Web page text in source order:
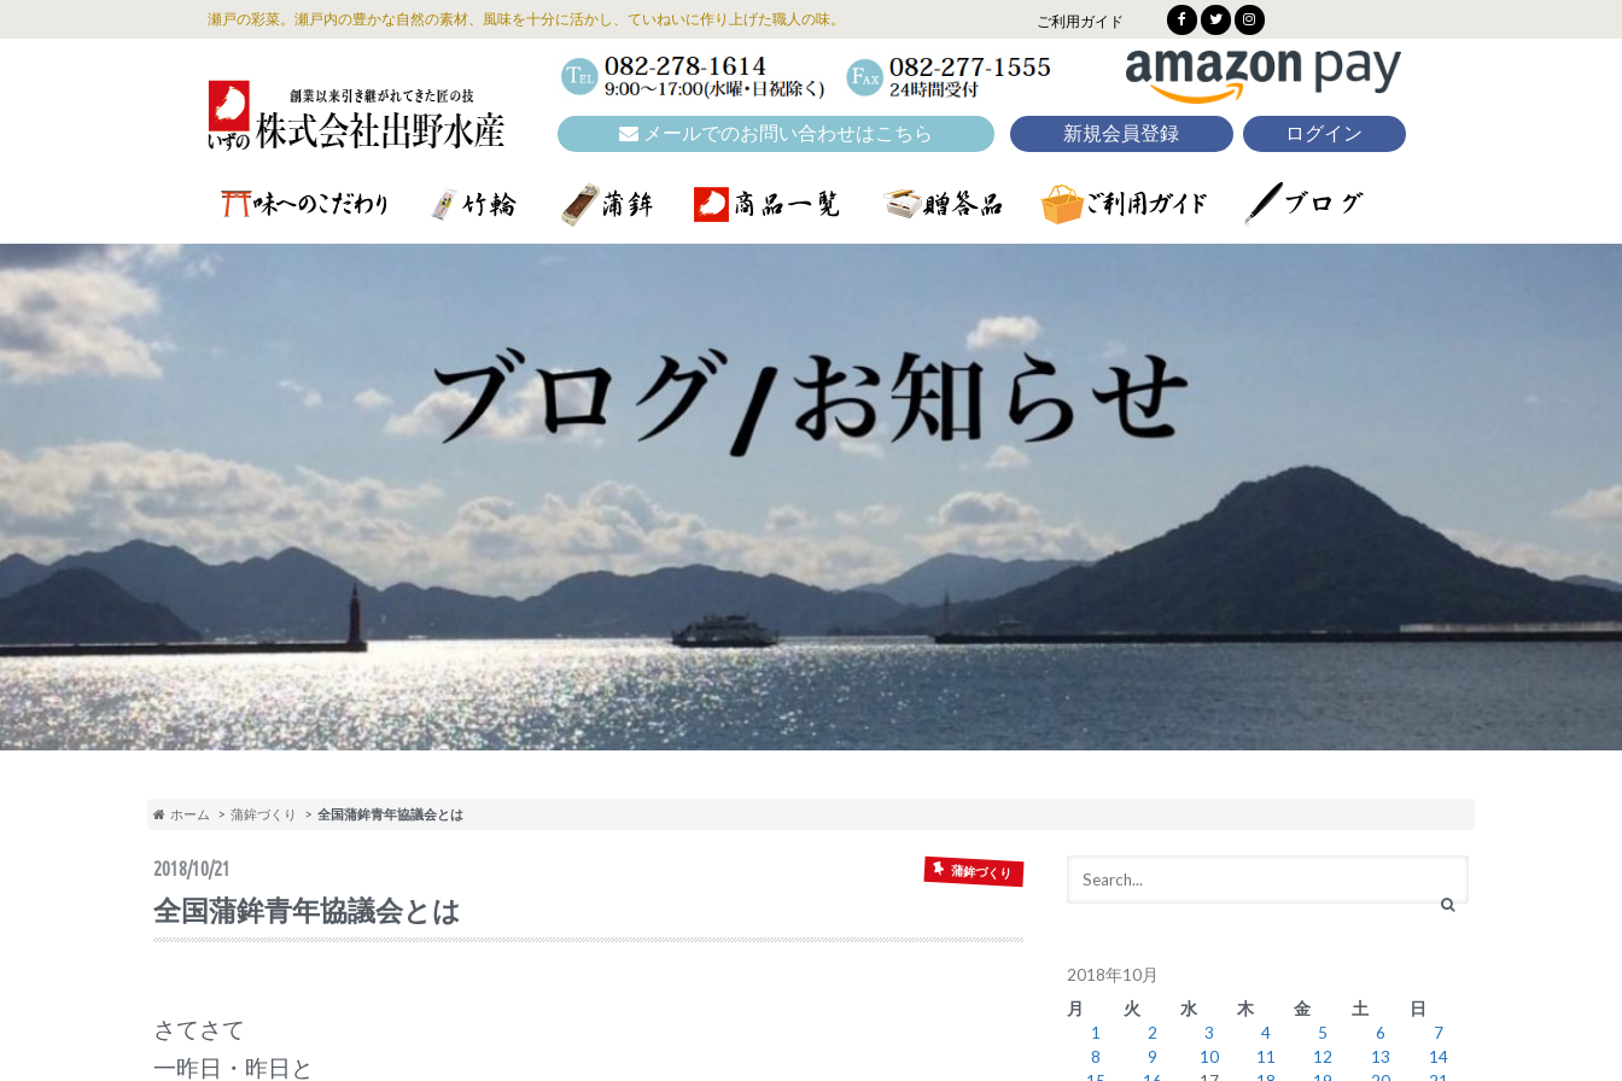
瀬戸の彩菜。瀬戸内の豊かな自然の素材、風味を十分に活かし、ていねいに作り上げた職人の味。 ご利用ガイド
メールでのお問い合わせはこちら 新規会員登録 ログイン
ホーム 蒲鉾づくり 全国蒲鉾青年協議会とは
2018/10/21 蒲鉾づくり
全国蒲鉾青年協議会とは
さてさて
一昨日・昨日と
2018年10月
月
火 水 木 金 土
日
1
2 3 4 5 6
7
8
9 10 11 12 13
14